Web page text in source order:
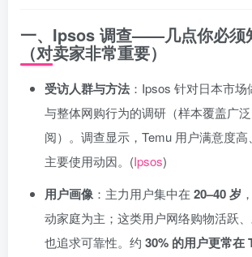
一、Ipsos 调查——几点你必须
（对卖家非常重要）
受访人群与方法 ：Ipsos 针对日本市
与整体网购行为的调研（样本覆盖广
阅）。调查显示，Temu 用户满意度高
主要使用动因。(Ipsos)
用户画像 ：主力用户集中在 20–40 岁
动家庭为主；这类用户网络购物活跃
也追求可靠性。约 30% 的用户更常在